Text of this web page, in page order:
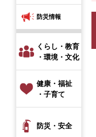
防災情報
くらし・教育
・環境・文化
健康・福祉
・子育て
防災・安全